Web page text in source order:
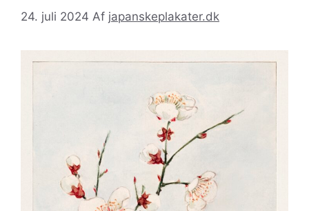
24. juli 2024 Af japanskeplakater.dk